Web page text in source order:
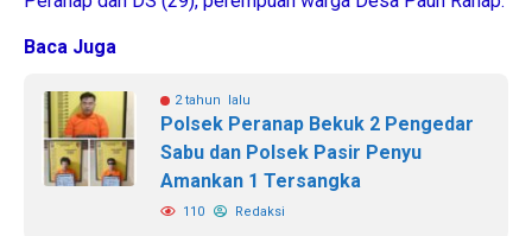
Baca Juga
2 tahun lalu
Polsek Peranap Bekuk 2 Pengedar
Sabu dan Polsek Pasir Penyu
Amankan 1 Tersangka
110 Redaksi